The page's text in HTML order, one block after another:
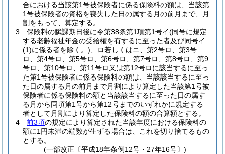
合における当該第1号被保険者に係る保険料の額は、当該第
1号被保険者の資格を喪失した日の属する月の前月まで、月
割をもって、算定する。
3
保険料の賦課期日後に令第38条第1項第1号イ(同号に規定
する老齢福祉年金の受給権を有するに至った者及び同号イ
(1)に係る者を除く。) 、ロ若しくはニ、第2号ロ、第3号
ロ、第4号ロ、第5号ロ、第6号ロ、第7号ロ、第8号ロ、第9
号ロ、第10号ロ、第11号ロ又は第12号ロに該当するに至っ
た第1号被保険者に係る保険料の額は、当該該当するに至っ
た日の属する月の前月まで月割により算定した当該第1号被
保険者に係る保険料の額と当該該当するに至った日の属す
る月から同項第1号から第12号までのいずれかに規定する
者として月割により算定した保険料の額の合算額とする。
4
前3項の規定により算定された当該年度における保険料の
額に1円未満の端数が生ずる場合は、これを切り捨てるもの
とする。
(一部改正〔平成18年条例12号・27年16号〕)